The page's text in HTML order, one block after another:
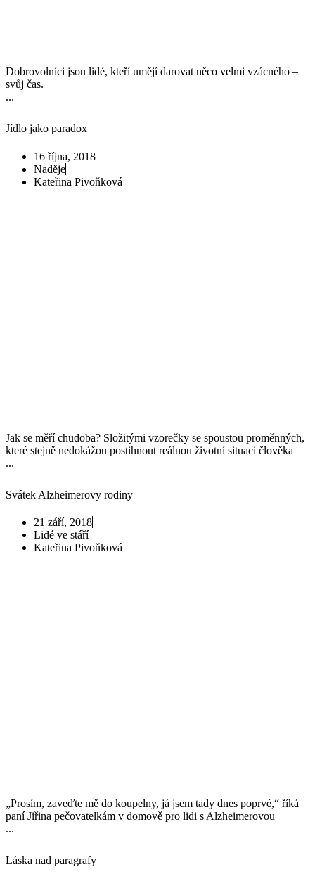
Dobrovolníci jsou lidé, kteří umějí darovat něco velmi vzácného –
svůj čas.
...
Jídlo jako paradox
16 října, 2018
Naděje
Kateřina Pivoňková
Jak se měří chudoba? Složitými vzorečky se spoustou proměnných,
které stejně nedokážou postihnout reálnou životní situaci člověka
...
Svátek Alzheimerovy rodiny
21 září, 2018
Lidé ve stáří
Kateřina Pivoňková
„Prosím, zaveďte mě do koupelny, já jsem tady dnes poprvé,“ říká
paní Jiřina pečovatelkám v domově pro lidi s Alzheimerovou
...
Láska nad paragrafy